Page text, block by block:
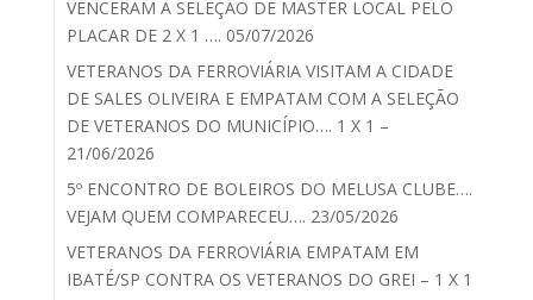
VENCERAM A SELEÇÃO DE MASTER LOCAL PELO
PLACAR DE 2 X 1 …. 05/07/2026
VETERANOS DA FERROVIÁRIA VISITAM A CIDADE
DE SALES OLIVEIRA E EMPATAM COM A SELEÇÃO
DE VETERANOS DO MUNICÍPIO…. 1 X 1 –
21/06/2026
5º ENCONTRO DE BOLEIROS DO MELUSA CLUBE….
VEJAM QUEM COMPARECEU…. 23/05/2026
VETERANOS DA FERROVIÁRIA EMPATAM EM
IBATÉ/SP CONTRA OS VETERANOS DO GREI – 1 X 1